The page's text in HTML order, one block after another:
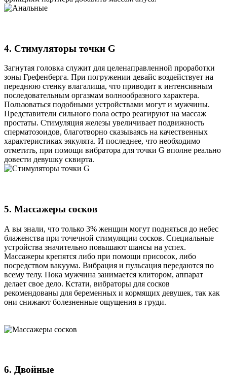
4. Стимуляторы точки G
Загнутая головка служит для целенаправленной проработки
зоны Грефенберга. При погружении девайс воздействует на
переднюю стенку влагалища, что приводит к интенсивным
последовательным оргазмам волнообразного характера.
Пользоваться подобными устройствами могут и мужчины.
Представители сильного пола остро реагируют на массаж
простаты. Стимуляция железы увеличивает подвижность
сперматозоидов, благотворно сказываясь на качественных
характеристиках эякулята. И последнее, что необходимо
отметить, при помощи вибратора для точки G вполне реально
довести девушку сквирта.
5. Массажеры сосков
А вы знали, что только 3% женщин могут подняться до небес
блаженства при точечной стимуляции сосков. Специальные
устройства значительно повышают шансы на успех.
Массажеры крепятся либо при помощи присосок, либо
посредством вакуума. Вибрация и пульсация передаются по
всему телу. Пока мужчина занимается клитором, аппарат
делает свое дело. Кстати, вибраторы для сосков
рекомендованы для беременных и кормящих девушек, так как
они снижают болезненные ощущения в груди.
6. Двойные